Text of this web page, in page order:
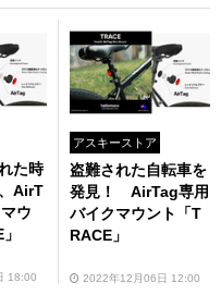
％オ
た時
AirT
ウ
18:00
アスキーストア
盗難された自転車を
発見！ AirTag専用
バイクマウント「T
RACE」
2022年12月06日 12:00